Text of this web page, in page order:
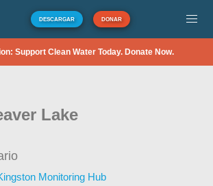
DESCARGAR DONAR
Support Clean Water Today. Donate Now.
Lake
Monitoring Hub